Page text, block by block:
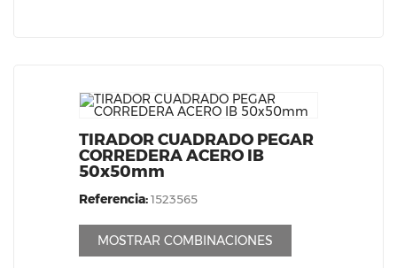
TIRADOR CUADRADO PEGAR
CORREDERA ACERO IB
50x50mm
Referencia:1523565
MOSTRAR COMBINACIONES